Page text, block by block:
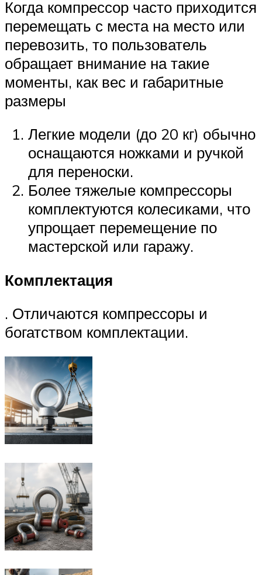
Когда компрессор часто приходится
перемещать с места на место или
перевозить, то пользователь
обращает внимание на такие
моменты, как вес и габаритные
размеры
Легкие модели (до 20 кг) обычно
оснащаются ножками и ручкой
для переноски.
Более тяжелые компрессоры
комплектуются колесиками, что
упрощает перемещение по
мастерской или гаражу.
Комплектация
. Отличаются компрессоры и
богатством комплектации.